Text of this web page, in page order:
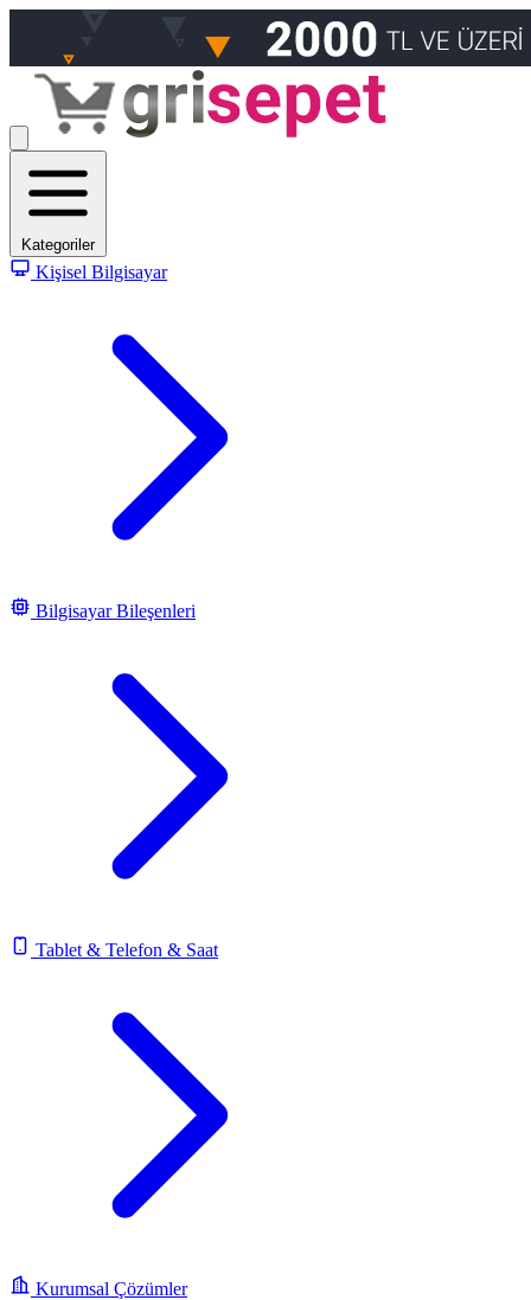
Kategoriler
Kişisel Bilgisayar
Bilgisayar Bileşenleri
Tablet & Telefon & Saat
Kurumsal Çözümler